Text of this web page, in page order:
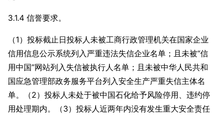
3.1.4 信誉要求。
（1）投标截止日投标人未被工商行政管理机关在国家企业
信用信息公示系统列入严重违法失信企业名单；且未被“信
用中国”网站列入失信被执行人名单；且未被中华人民共和
国应急管理部政务服务平台列入安全生产严重失信主体名
单。（2）投标人未处于被中国石化给予风险停用、违约停
用处理期内。（3）投标人近两年内没有发生重大安全责任